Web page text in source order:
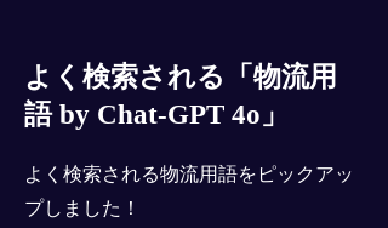
よく検索される「物流用
語 by Chat-GPT 4o」
よく検索される物流用語をピックアッ
プしました！